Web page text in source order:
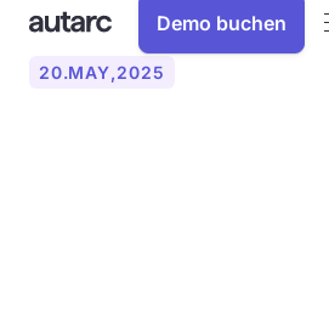
Demo buchen
20.MAY,2025